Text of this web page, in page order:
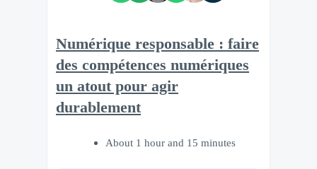
Numérique responsable : faire
des compétences numériques
un atout pour agir
durablement
About 1 hour and 15 minutes